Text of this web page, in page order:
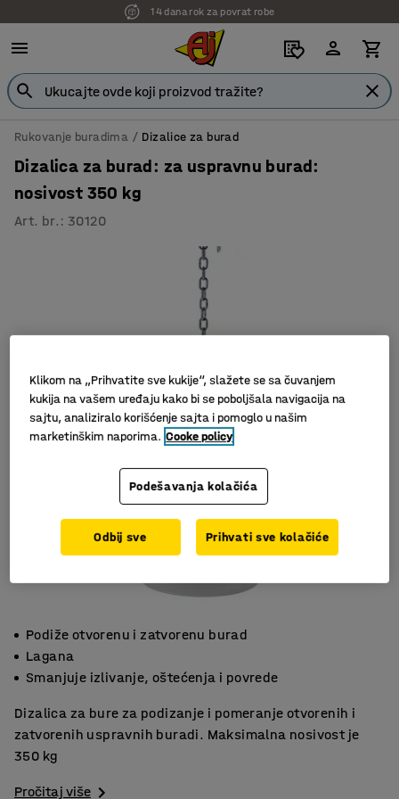
14 dana rok za povrat robe
Rukovanje buradima Dizalice za burad
Dizalica za burad: za uspravnu burad:
nosivost 350 kg
Art. br. : 30120
Podiže otvorenu i zatvorenu burad
Lagana
Smanjuje izlivanje, oštećenja i povrede
Dizalica za bure za podizanje i pomeranje otvorenih i
zatvorenih uspravnih buradi. Maksimalna nosivost je
350 kg
Pročitaj više
Klikom na „Prihvatite sve kukije“, slažete se sa čuvanjem
kukija na vašem uređaju kako bi se poboljšala navigacija na
sajtu, analiziralo korišćenje sajta i pomoglo u našim
marketinškim naporima. Cooke policy
Podešavanja kolačića
Odbij sve Prihvati sve kolačiće